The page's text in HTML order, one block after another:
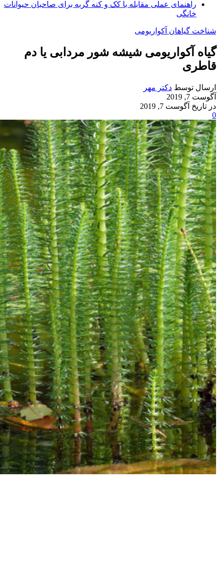
راهنمای عملی مقابله با کک و کنه گربه برای صاحبان حیوانات
خانگی
شناخت گیاهان آکواریومی
گیاه آکواریومی شیشه شور مردابی یا دم
قاطری
ارسال توسط دکتر مهر
آگوست 7, 2019
در تاریخ آگوست 7, 2019
0